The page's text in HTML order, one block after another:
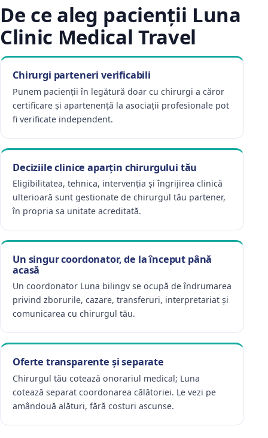
De ce aleg pacienții Luna
Clinic Medical Travel
Chirurgi parteneri verificabili
Punem pacienții în legătură doar cu chirurgi a căror
certificare și apartenență la asociații profesionale pot
fi verificate independent.
Deciziile clinice aparțin chirurgului tău
Eligibilitatea, tehnica, intervenția și îngrijirea clinică
ulterioară sunt gestionate de chirurgul tău partener,
în propria sa unitate acreditată.
Un singur coordonator, de la început până
acasă
Un coordonator Luna bilingv se ocupă de îndrumarea
privind zborurile, cazare, transferuri, interpretariat și
comunicarea cu chirurgul tău.
Oferte transparente și separate
Chirurgul tău cotează onorariul medical; Luna
cotează separat coordonarea călătoriei. Le vezi pe
amândouă alături, fără costuri ascunse.